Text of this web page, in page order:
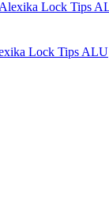
Lock Tips ALU